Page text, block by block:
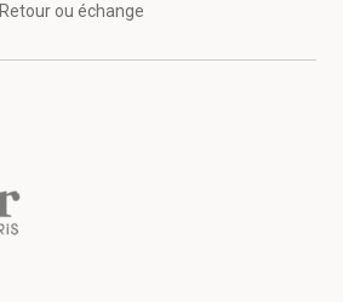
Retour ou échange